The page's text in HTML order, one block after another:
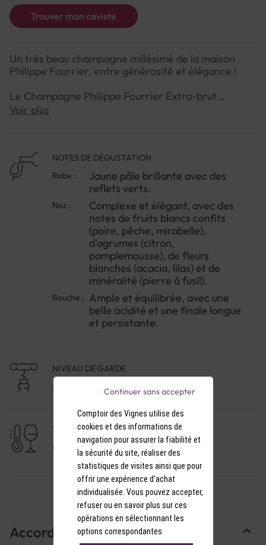
Trouver mon caviste
Un très beau champagne millésimé de la maison
Philippe Fourrier, entre générosité et élégance !
Le Champagne Philippe Fourrier Extra-brut
L'Exception 2016 est un champagne d'exception
avec des reflets verts. Le nez est complexe et
élégant, avec des notes de fruits blancs confits,
d'agrumes, de fleurs blanches et de minéralité. La
bouche est ample et équilibrée, avec une douce
minéralité, une belle acidité et une finale longue et
Ce champagne est un excellent choix pour l'apéritif
ou pour accompagner des plats gastronomiques à
base de poisson, de crustacés ou de fromages.
Voir plus
NOTES DE DÉGUSTATION
Robe :
Jaune pâle brillante avec des
reflets verts.
Nez :
Complexe et élégant, avec des
notes de fruits blancs confits
(poire, pêche, mirabelle),
d'agrumes (citron,
pamplemousse), de fleurs
blanches (acacia, lilas) et de
minéralité (pierre à fusil).
Bouche : Ample et équilibrée, avec une
belle acidité et une finale longue
et persistante.
NIVEAU DE GARDE
5 à 10 ans
TEMPÉRATURE DE SERVICE
9-10°C
Accords Mets & Vins
Comptoir des Vignes utilise des
cookies et des informations de
navigation pour assurer la fiabilité et
la sécurité du site, réaliser des
statistiques de visites ainsi que pour
offrir une expérience d'achat
individualisée. Vous pouvez accepter,
refuser ou en savoir plus sur ces
opérations en sélectionnant les
options correspondantes.
Continuer sans accepter